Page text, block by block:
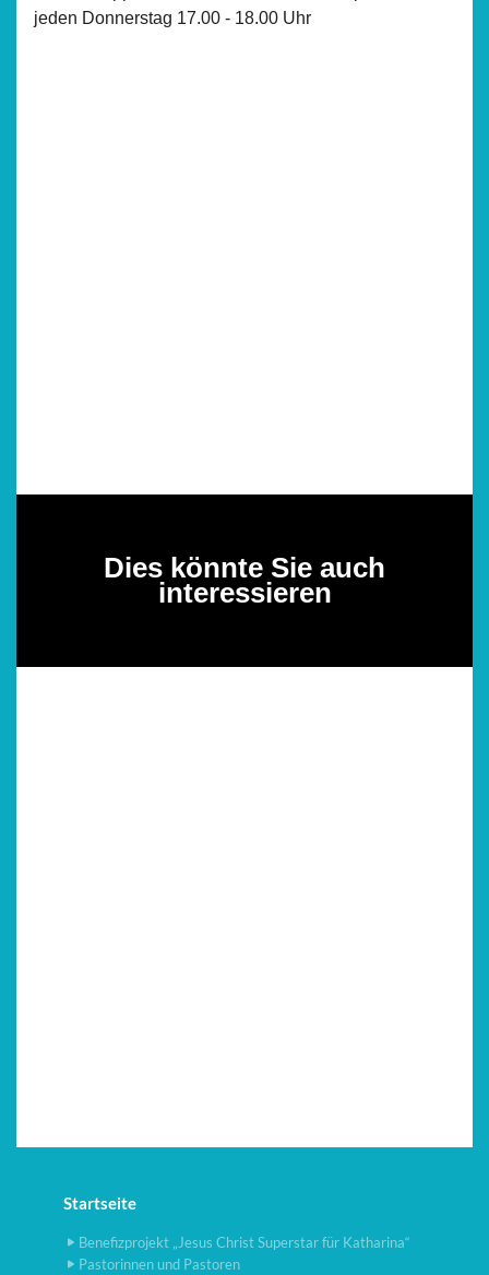
jeden Donnerstag 17.00 - 18.00 Uhr
Dies könnte Sie auch
interessieren
Startseite
Benefizprojekt „Jesus Christ Superstar für Katharina“
Pastorinnen und Pastoren